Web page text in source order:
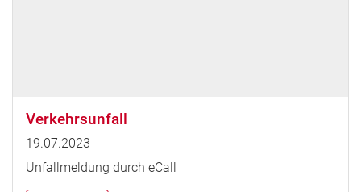
Verkehrsunfall
19.07.2023
Unfallmeldung durch eCall